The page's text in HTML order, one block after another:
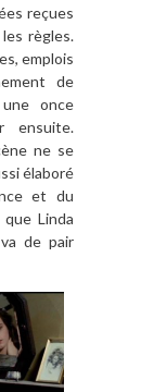
reçues
règles.
emplois
de
once
ensuite.
ne se
élaboré
et du
Linda
de pair